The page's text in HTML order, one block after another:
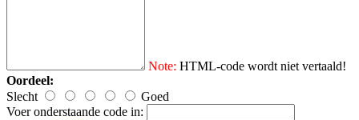
Note: HTML-code wordt niet vertaald!
Oordeel:
Slecht
Goed
Voer onderstaande code in: